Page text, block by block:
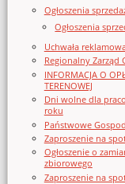
Ogłoszenia
Ogłoszenia
Uchwała
Regionalny Zarząd
INFORMACJA O
TERENOWEJ
Dni wolne dla
roku
Państwowe
Zaproszenie na
Ogłoszenie o
zbiorowego
Zaproszenie na